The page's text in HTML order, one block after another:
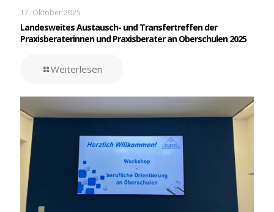
17. Oktober 2025
Landesweites Austausch- und Transfertreffen der
Praxisberaterinnen und Praxisberater an Oberschulen 2025
Weiterlesen